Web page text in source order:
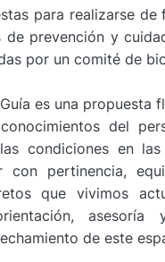
para realizarse
prevención y
por un comité de
es una propuesta
del
condiciones en
pertinencia,
que vivimos
de este